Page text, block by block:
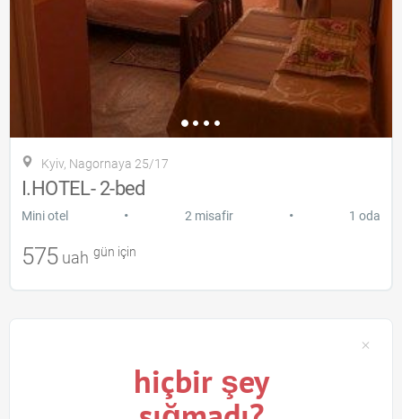
Kyiv, Nagornaya 25/17
I.HOTEL- 2-bed
Mini otel • 2 misafir • 1 oda
575 uah gün için
hiçbir şey